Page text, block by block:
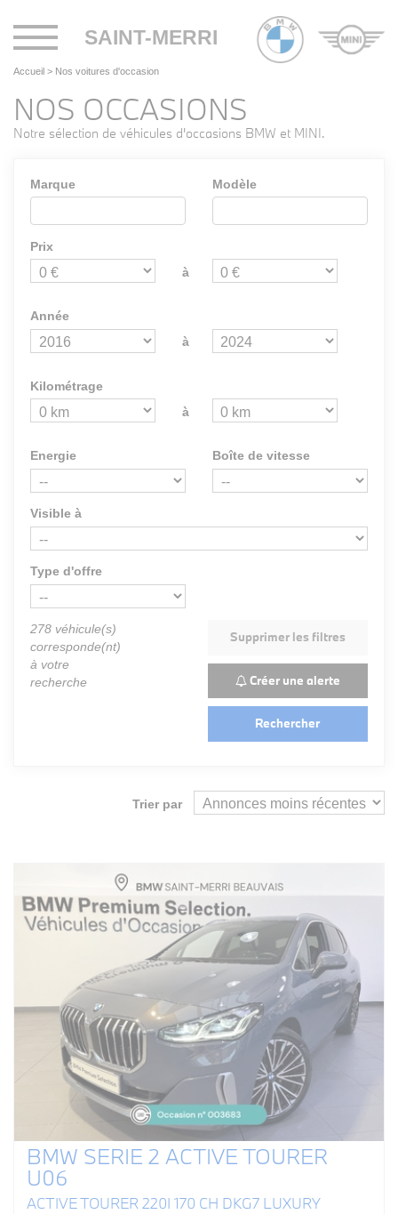
SAINT-MERRI
Toggle
navigation
Accueil > Nos voitures d'occasion
NOS OCCASIONS
Notre sélection de véhicules d'occasions BMW et MINI.
Marque Modèle
Prix
à
Année
à
Kilométrage
à
Energie Boîte de vitesse
Visible à
Type d'offre
278 véhicule(s)
corresponde(nt)
à votre
recherche
Supprimer les filtres
Créer une alerte
Rechercher
Trier par
BMW SERIE 2 ACTIVE TOURER
U06
ACTIVE TOURER 220I 170 CH DKG7 LUXURY